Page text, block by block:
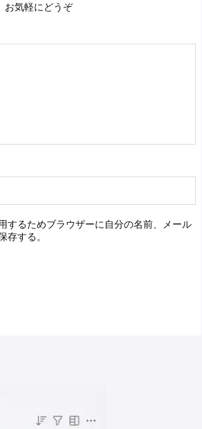
お気軽にどうぞ
するためブラウザーに自分の名前、メール
存する。